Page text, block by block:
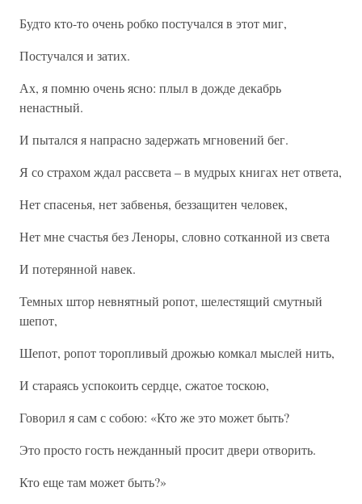
Будто кто-то очень робко постучался в этот миг,
Постучался и затих.
Ах, я помню очень ясно: плыл в дожде декабрь
ненастный.
И пытался я напрасно задержать мгновений бег.
Я со страхом ждал рассвета – в мудрых книгах нет ответа,
Нет спасенья, нет забвенья, беззащитен человек,
Нет мне счастья без Леноры, словно сотканной из света
И потерянной навек.
Темных штор невнятный ропот, шелестящий смутный
шепот,
Шепот, ропот торопливый дрожью комкал мыслей нить,
И стараясь успокоить сердце, сжатое тоскою,
Говорил я сам с собою: «Кто же это может быть?
Это просто гость нежданный просит двери отворить.
Кто еще там может быть?»